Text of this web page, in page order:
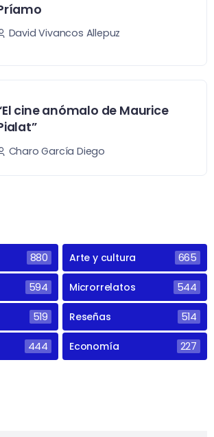
David Vivancos Allepuz
cine anómalo de Maurice
Charo García Diego
880 Arte y cultura 665
594 Microrrelatos 544
519 Reseñas 514
444 Economía 227